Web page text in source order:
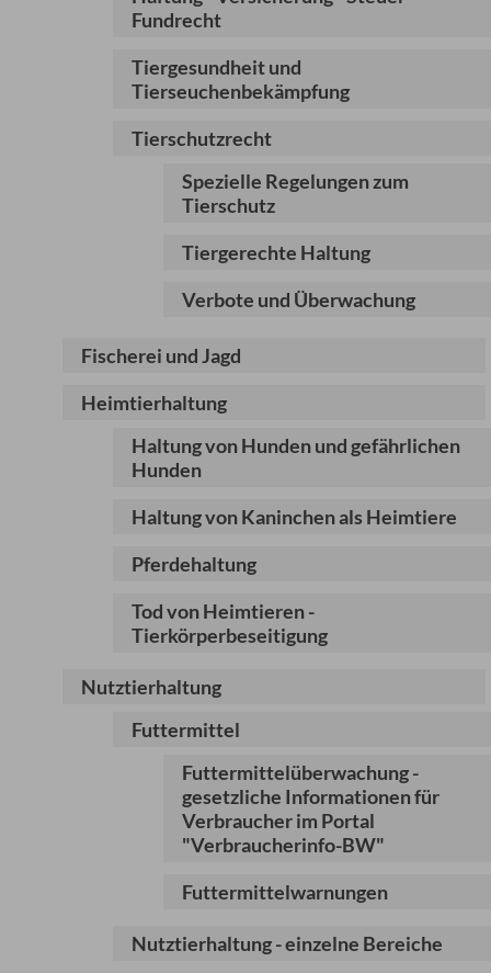
Fundrecht
Tiergesundheit und
Tierseuchenbekämpfung
Tierschutzrecht
Spezielle Regelungen zum
Tierschutz
Tiergerechte Haltung
Verbote und Überwachung
Fischerei und Jagd
Heimtierhaltung
Haltung von Hunden und gefährlichen
Hunden
Haltung von Kaninchen als Heimtiere
Pferdehaltung
Tod von Heimtieren -
Tierkörperbeseitigung
Nutztierhaltung
Futtermittel
Futtermittelüberwachung -
gesetzliche Informationen für
Verbraucher im Portal
"Verbraucherinfo-BW"
Futtermittelwarnungen
Nutztierhaltung - einzelne Bereiche